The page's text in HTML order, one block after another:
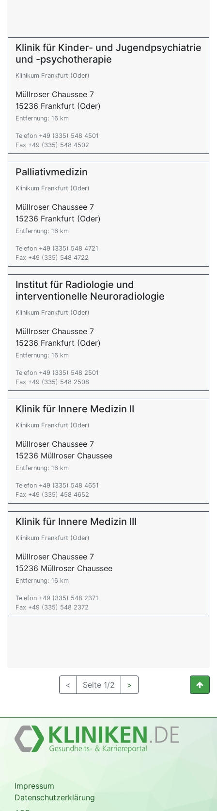
Klinik für Kinder- und Jugendpsychiatrie
und -psychotherapie
Klinikum Frankfurt (Oder)
Müllroser Chaussee 7
15236 Frankfurt (Oder)
Entfernung: 16 km
Telefon +49 (335) 548 4501
Fax +49 (335) 548 4502
Palliativmedizin
Klinikum Frankfurt (Oder)
Müllroser Chaussee 7
15236 Frankfurt (Oder)
Entfernung: 16 km
Telefon +49 (335) 548 4721
Fax +49 (335) 548 4722
Institut für Radiologie und
interventionelle Neuroradiologie
Klinikum Frankfurt (Oder)
Müllroser Chaussee 7
15236 Frankfurt (Oder)
Entfernung: 16 km
Telefon +49 (335) 548 2501
Fax +49 (335) 548 2508
Klinik für Innere Medizin II
Klinikum Frankfurt (Oder)
Müllroser Chaussee 7
15236 Müllroser Chaussee
Entfernung: 16 km
Telefon +49 (335) 548 4651
Fax +49 (335) 458 4652
Klinik für Innere Medizin III
Klinikum Frankfurt (Oder)
Müllroser Chaussee 7
15236 Müllroser Chaussee
Entfernung: 16 km
Telefon +49 (335) 548 2371
Fax +49 (335) 548 2372
< Seite 1/2 >
Impressum
Datenschutzerklärung